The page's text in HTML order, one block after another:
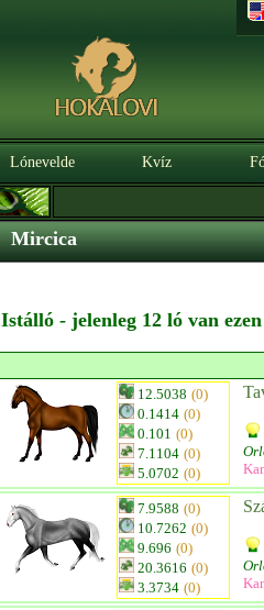
Lónevelde Kvíz
Mircica
Istálló - jelenleg 12 ló van
12.5038 (0)
0.1414 (0)
0.101 (0)
7.1104 (0)
5.0702 (0)
7.9588 (0)
10.7262 (0)
9.696 (0)
20.3616 (0)
3.3734 (0)